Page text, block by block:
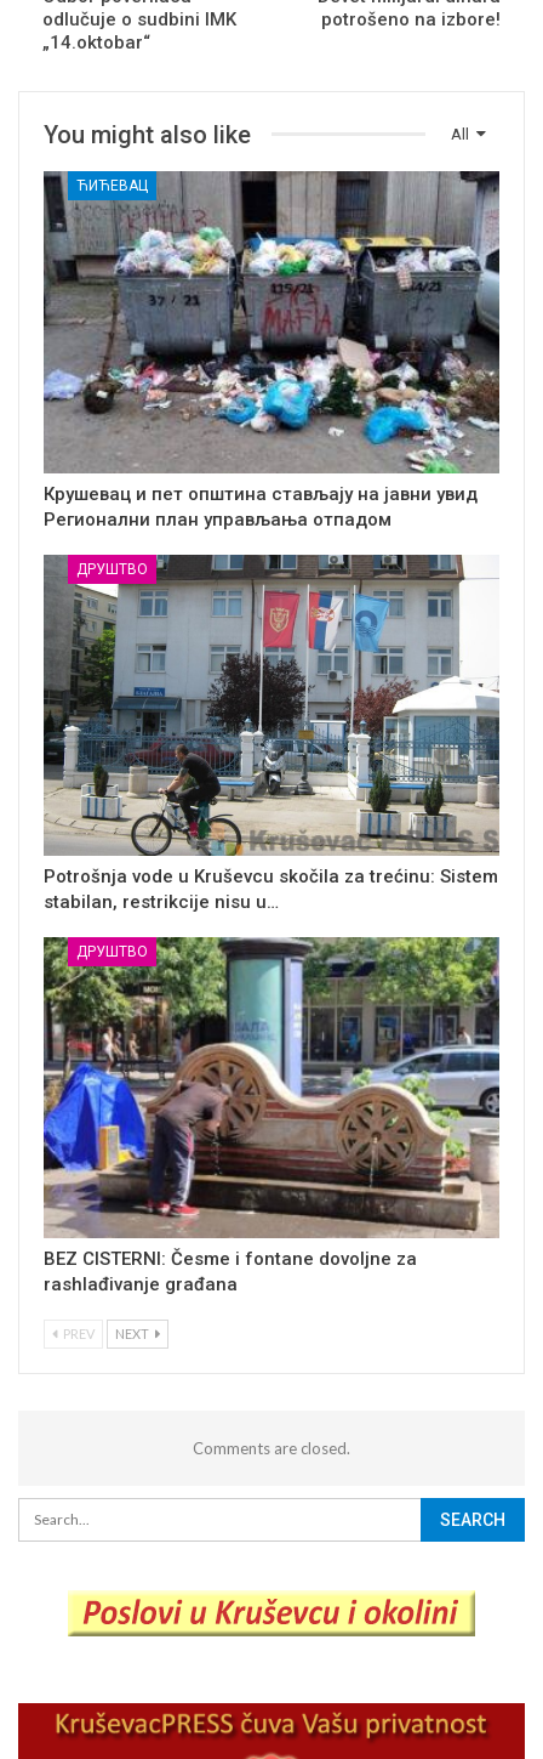
odlučuje o sudbini IMK
„14.oktobar“
potrošeno na izbore!
All
You might also like
ЋИЋЕВАЦ
Крушевац и пет општина стављају на јавни увид
Регионални план управљања отпадом
ДРУШТВО
Potrošnja vode u Kruševcu skočila za trećinu: Sistem
stabilan, restrikcije nisu u…
ДРУШТВО
BEZ CISTERNI: Česme i fontane dovoljne za
rashlađivanje građana
PREV NEXT
Comments are closed.